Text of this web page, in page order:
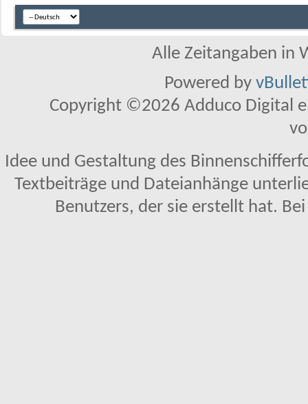
Alle Zeitangaben in
Powered by
Copyright ©2026 Adduco Digital
Idee und Gestaltung des
Textbeiträge und Dateianhänge
Benutzers, der sie erstellt hat.